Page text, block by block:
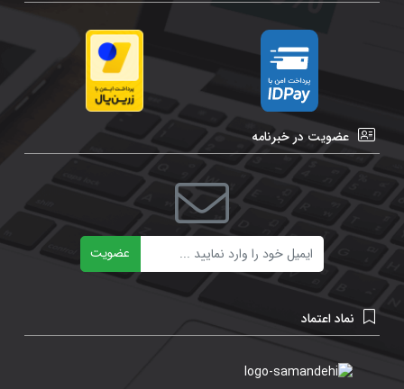
عضویت در خبرنامه
عضویت
نماد اعتماد